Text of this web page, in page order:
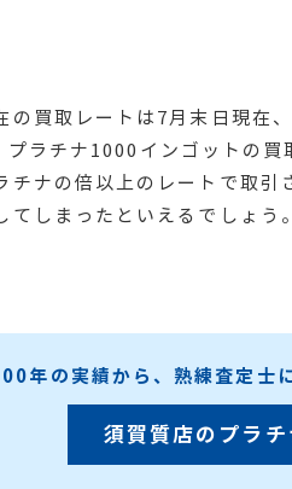
の買取レートは7月末日現在
プラチナ1000インゴットの
チナの倍以上のレートで取
てしまったといえるでしょう。
年の実績から、熟練査定士
須賀質店のプラ